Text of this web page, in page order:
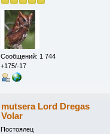
Сообщений: 1 744
+175/-17
mutsera Lord Dregas
Volar
Постоялец